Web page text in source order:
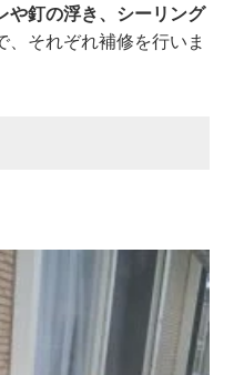
や釘の浮き、シーリング
、それぞれ補修を行いま